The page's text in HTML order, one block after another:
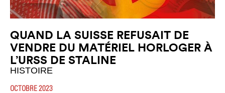
QUAND LA SUISSE REFUSAIT DE
VENDRE DU MATÉRIEL HORLOGER À
L’URSS DE STALINE
HISTOIRE
OCTOBRE 2023